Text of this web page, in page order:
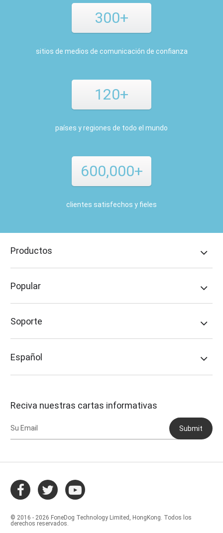
300+
sitios de medios de comunicación de confianza
120+
países y regiones de todo el mundo
600,000+
clientes satisfechos y fieles
Productos
Popular
Soporte
Español
Reciva nuestras cartas informativas
Submit
© 2016 - 2026 FoneDog Technology Limited, HongKong. Todos los
derechos reservados.